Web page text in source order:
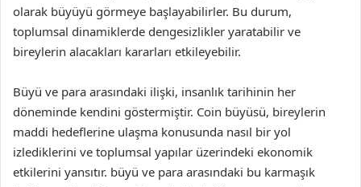
olarak büyüyü görmeye başlayabilirler. Bu durum,
toplumsal dinamiklerde dengesizlikler yaratabilir ve
bireylerin alacakları kararları etkileyebilir.
Büyü ve para arasındaki ilişki, insanlık tarihinin her
döneminde kendini göstermiştir. Coin büyüsü, bireylerin
maddi hedeflerine ulaşma konusunda nasıl bir yol
izlediklerini ve toplumsal yapılar üzerindeki ekonomik
etkilerini yansıtır. büyü ve para arasındaki bu karmaşık